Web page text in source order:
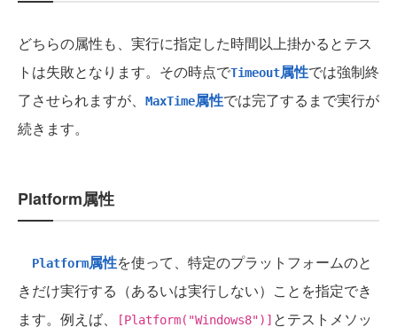
どちらの属性も、実行に指定した時間以上掛かるとテス
トは失敗となります。その時点でTimeout属性では強制終
了させられますが、
MaxTime属性では完了するまで実行が
続きます。
Platform属性
Platform属性を使って、特定のプラットフォームのと
きだけ実行する（あるいは実行しない）ことを指定でき
ます。例えば、
[Platform("Windows8")] とテストメソッ